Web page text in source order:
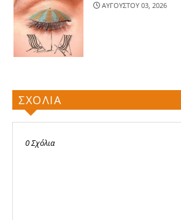
ΑΥΓΟΥΣΤΟΥ 03, 2026
ΣΧΟΛΙΑ
0 Σχόλια